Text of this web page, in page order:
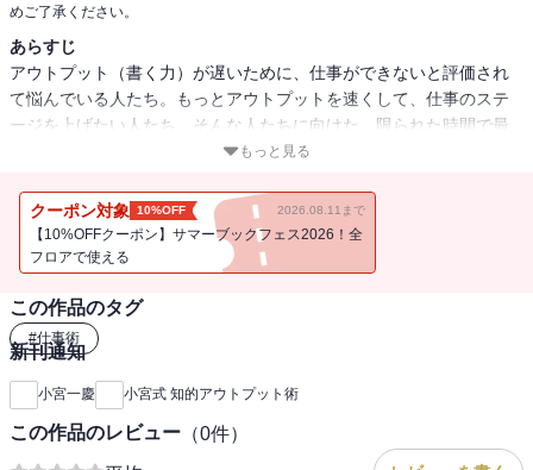
めご了承ください。
あらすじ
アウトプット（書く力）が遅いために、仕事ができないと評価され
て悩んでいる人たち。もっとアウトプットを速くして、仕事のステ
ージを上げたい人たち。そんな人たちに向けた、限られた時間で最
高の結果を出す、ビジネススキルを磨く一冊です。できるビジネス
仕事術を大公開！
もっと見る
クーポン対象 10%OFF 2026.08.11まで
【10%OFFクーポン】サマーブックフェス2026！全
フロアで使える
この作品のタグ
#仕事術
新刊通知
小宮一慶 小宮式 知的アウトプット術
この作品のレビュー （0件）